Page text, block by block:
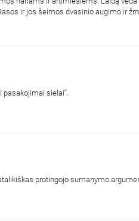
ir jos šeimos dvasinio augimo ir
pasakojimai sielai“.